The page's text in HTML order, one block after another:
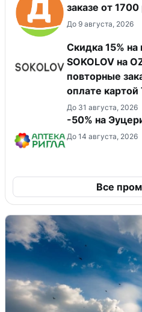
заказе от
До 9 августа, 2026
Скидка 15%
SOKOLOV на
повторные
оплате картой
До 31 августа, 2026
-50% на
До 14 августа, 2026
Все